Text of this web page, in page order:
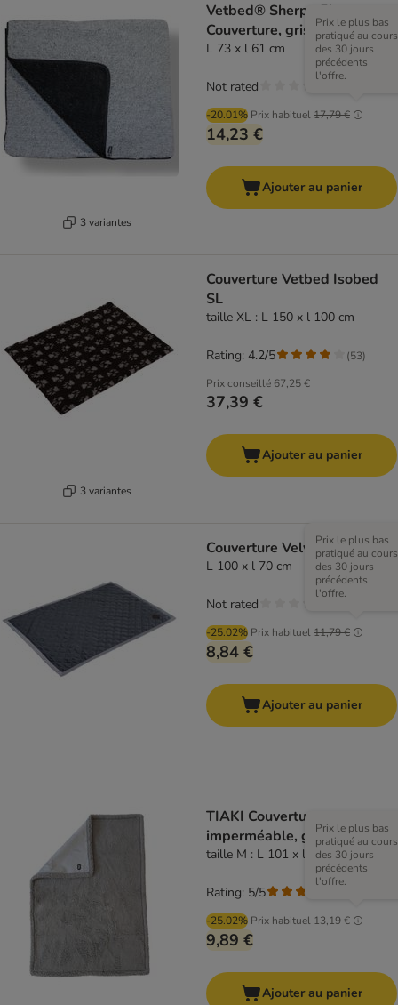
3 variantes
Vetbed® Sherpa Fleece
Couverture, grise
L 73 x l 61 cm
-20.01% Prix habituel17,79 €
Prix le plus bas
pratiqué au cours
des 30 jours
précédents
l'offre.
14,23 €
Not rated
Ajouter au panier
3 variantes
Couverture Vetbed Isobed
SL
taille XL : L 150 x l 100 cm
Prix conseillé 67,25 €
37,39 €
Rating: 4.2/5 (53)
Ajouter au panier
Couverture Velvet
L 100 x l 70 cm
-25.02% Prix habituel11,79 €
Prix le plus bas
pratiqué au cours
des 30 jours
précédents
l'offre.
8,84 €
Not rated
Ajouter au panier
TIAKI Couverture
imperméable, grise
taille M : L 101 x l 73 cm
-25.02% Prix habituel13,19 €
Prix le plus bas
pratiqué au cours
des 30 jours
précédents
l'offre.
9,89 €
Rating: 5/5
Ajouter au panier